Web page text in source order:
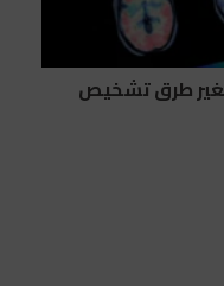
يغير طرق تشخيص